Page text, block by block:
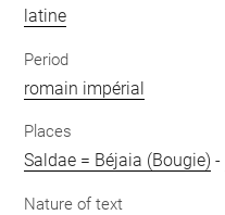
latine
Period
romain impérial
Places
Saldae = Béjaia (Bougie) -
Nature of text